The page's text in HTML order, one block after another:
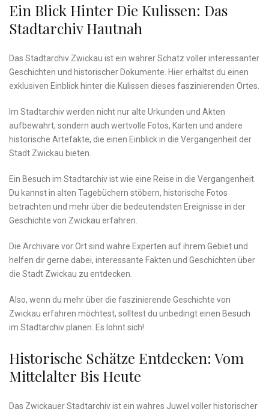
Ein Blick Hinter Die Kulissen: Das
Stadtarchiv ⁢hautnah
Das Stadtarchiv Zwickau ist ein wahrer⁣ Schatz⁢ voller interessanter‍
Geschichten⁢ und historischer Dokumente. ​Hier​ erhältst du einen
exklusiven Einblick hinter‍ die Kulissen dieses faszinierenden ‍Ortes.
Im ‌Stadtarchiv werden nicht ⁤nur alte Urkunden⁣ und Akten
‍aufbewahrt, sondern auch⁢ wertvolle Fotos, Karten⁤ und andere
historische Artefakte, die einen Einblick​ in die Vergangenheit der
Stadt Zwickau bieten.
Ein Besuch ⁢im Stadtarchiv ist ⁤wie eine Reise in ‍die Vergangenheit.
Du kannst in⁤ alten Tagebüchern stöbern, ⁢historische Fotos
betrachten ​und ​mehr‍ über die ‍bedeutendsten Ereignisse in der
Geschichte von⁣ Zwickau erfahren.
Die Archivare ⁤vor Ort⁤ sind‍ wahre Experten ​auf ihrem ⁤Gebiet und‍
helfen dir gerne dabei, interessante Fakten und‌ Geschichten über⁤
die Stadt ⁣Zwickau zu‍ entdecken.
Also, wenn du mehr über ⁢die faszinierende⁤ Geschichte ‍von
Zwickau erfahren⁣ möchtest, solltest du unbedingt‌ einen Besuch
im Stadtarchiv planen. Es‌ lohnt‌ sich!
Historische⁤ Schätze Entdecken: Vom⁣
Mittelalter Bis Heute
Das Zwickauer Stadtarchiv ist ein‍ wahres Juwel voller ‍historischer